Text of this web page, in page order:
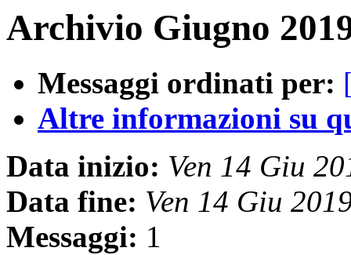
Archivio Giugno
Messaggi ordinati per:
Altre informazioni su
Data inizio: Ven 14 Giu
Data fine: Ven 14 Giu
Messaggi: 1